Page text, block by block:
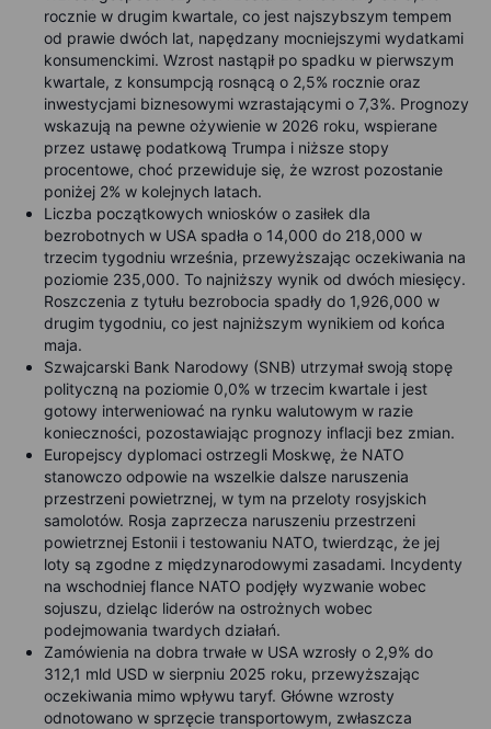
rocznie w drugim kwartale, co jest najszybszym tempem
od prawie dwóch lat, napędzany mocniejszymi wydatkami
konsumenckimi. Wzrost nastąpił po spadku w pierwszym
kwartale, z konsumpcją rosnącą o 2,5% rocznie oraz
inwestycjami biznesowymi wzrastającymi o 7,3%. Prognozy
wskazują na pewne ożywienie w 2026 roku, wspierane
przez ustawę podatkową Trumpa i niższe stopy
procentowe, choć przewiduje się, że wzrost pozostanie
poniżej 2% w kolejnych latach.
Liczba początkowych wniosków o zasiłek dla
bezrobotnych w USA spadła o 14,000 do 218,000 w
trzecim tygodniu września, przewyższając oczekiwania na
poziomie 235,000. To najniższy wynik od dwóch miesięcy.
Roszczenia z tytułu bezrobocia spadły do 1,926,000 w
drugim tygodniu, co jest najniższym wynikiem od końca
maja.
Szwajcarski Bank Narodowy (SNB) utrzymał swoją stopę
polityczną na poziomie 0,0% w trzecim kwartale i jest
gotowy interweniować na rynku walutowym w razie
konieczności, pozostawiając prognozy inflacji bez zmian.
Europejscy dyplomaci ostrzegli Moskwę, że NATO
stanowczo odpowie na wszelkie dalsze naruszenia
przestrzeni powietrznej, w tym na przeloty rosyjskich
samolotów. Rosja zaprzecza naruszeniu przestrzeni
powietrznej Estonii i testowaniu NATO, twierdząc, że jej
loty są zgodne z międzynarodowymi zasadami. Incydenty
na wschodniej flance NATO podjęły wyzwanie wobec
sojuszu, dzieląc liderów na ostrożnych wobec
podejmowania twardych działań.
Zamówienia na dobra trwałe w USA wzrosły o 2,9% do
312,1 mld USD w sierpniu 2025 roku, przewyższając
oczekiwania mimo wpływu taryf. Główne wzrosty
odnotowano w sprzęcie transportowym, zwłaszcza